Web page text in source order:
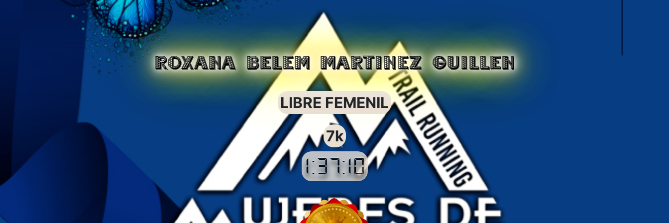
ROXANA BELEM MARTINEZ GUILLEN
LIBRE FEMENIL
7k
1:37:10